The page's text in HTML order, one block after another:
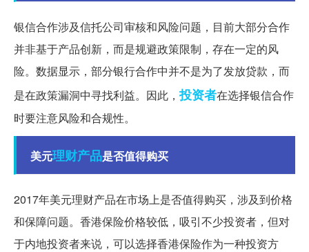
银信合作涉及信托公司审核和风险问题，目前大部分合作
并非基于产品创新，而是规避政策限制，存在一定的风
险。数据显示，部分银行合作中并不是为了发放贷款，而
是在政策漏洞中寻找利益。因此，投资者在选择银信合作
时要注意风险和合规性。
美元理财产品是否值得购买
2017年美元理财产品在市场上是否值得购买，涉及到价格
和保障问题。香港保险价格较低，吸引不少投资者，但对
于内地投资者来说，可以选择香港保险作为一种投资方